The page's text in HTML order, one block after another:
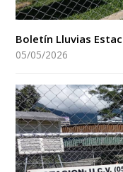
Boletín Lluvias
05/05/2026